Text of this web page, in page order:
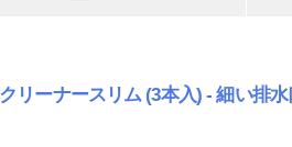
リーナースリム (3本入) - 細い排